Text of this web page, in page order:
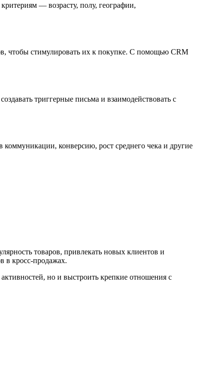
— возрасту, полу, географии,
чтобы стимулировать их к покупке. С помощью CRM
триггерные письма и взаимодействовать с
конверсию, рост среднего чека и другие
товаров, привлекать новых клиентов и
в кросс-продажах.
но и выстроить крепкие отношения с